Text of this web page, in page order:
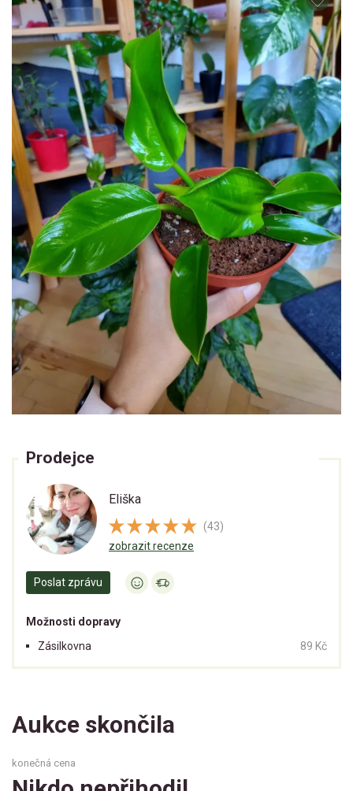
Prodejce
Eliška
(43)
zobrazit recenze
Poslat zprávu
Možnosti dopravy
Zásilkovna
89 Kč
Aukce skončila
konečná cena